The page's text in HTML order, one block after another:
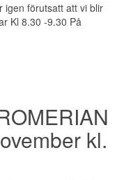
igen förutsatt att vi blir
Kl 8.30 -9.30 På
kl.